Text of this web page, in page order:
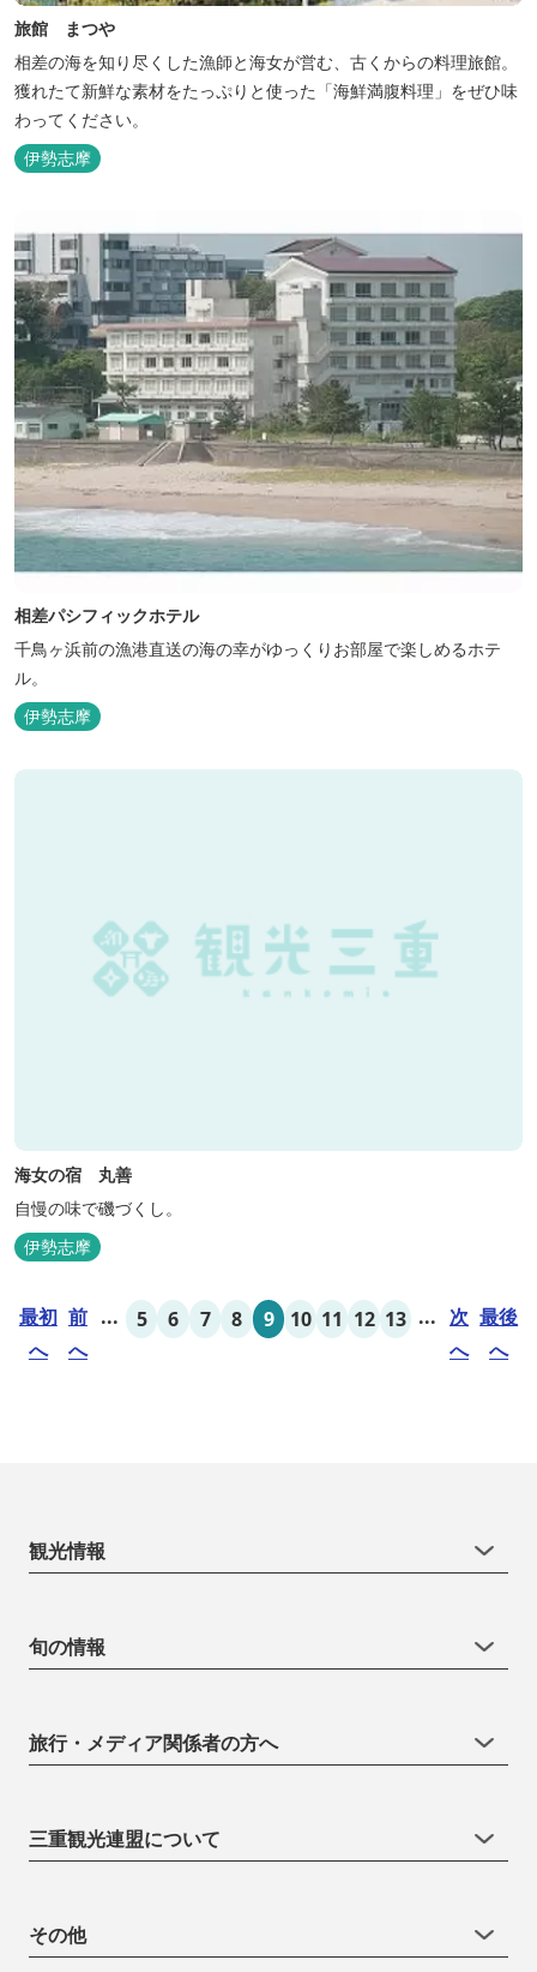
旅館 まつや
相差の海を知り尽くした漁師と海女が営む、古くからの料理旅館。
獲れたて新鮮な素材をたっぷりと使った「海鮮満腹料理」をぜひ味
わってください。
伊勢志摩
相差パシフィックホテル
千鳥ヶ浜前の漁港直送の海の幸がゆっくりお部屋で楽しめるホテ
ル。
伊勢志摩
海女の宿 丸善
自慢の味で磯づくし。
伊勢志摩
最初
へ
前
へ
... 5 6 7 8 9 10 11 12 13 ... 次
へ
最後
へ
観光情報
旬の情報
旅行・メディア関係者の方へ
三重観光連盟について
その他